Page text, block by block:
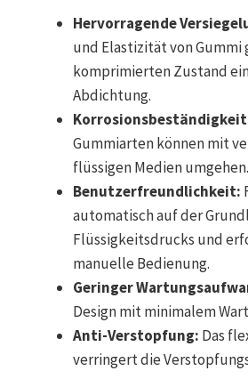
Hervorragende
und Elastizität von Gummi
komprimierten Zustand
Abdichtung.
Gummiarten können mit
flüssigen Medien umgehen.
Benutzerfreundlichkeit:
automatisch auf der
Flüssigkeitsdrucks und
manuelle Bedienung.
Geringer
Design mit minimalem
Anti-Verstopfung: Das
verringert die